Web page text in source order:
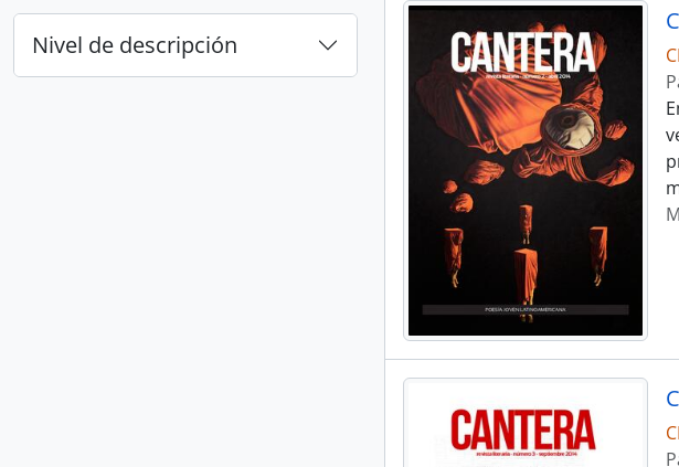
Nivel de descripción